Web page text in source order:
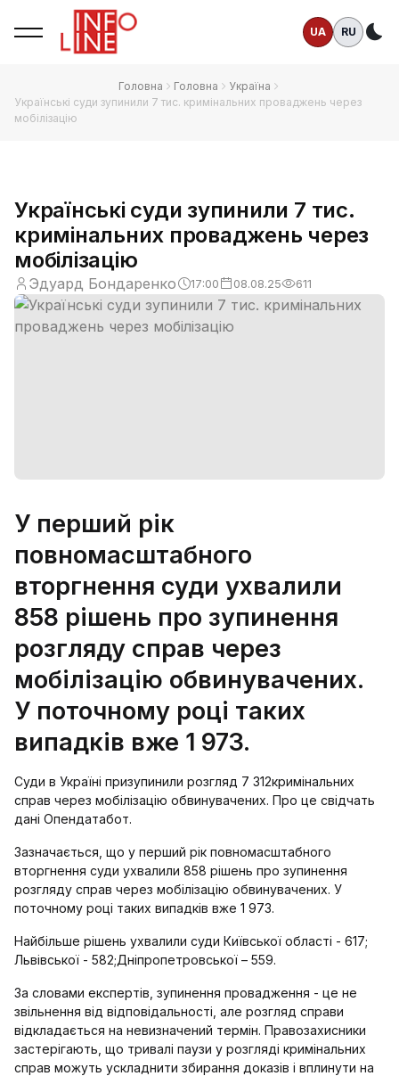
UA RU
Головна Головна
Україна
Українські суди зупинили 7 тис. кримінальних проваджень через
мобілізацію
Українські суди зупинили 7 тис.
кримінальних проваджень через
мобілізацію
Эдуард Бондаренко 17:00 08.08.25 611
У перший рік
повномасштабного
вторгнення суди ухвалили
858 рішень про зупинення
розгляду справ через
мобілізацію обвинувачених.
У поточному році таких
випадків вже 1 973.
Суди в Україні призупинили розгляд 7 312кримінальних
справ через мобілізацію обвинувачених. Про це свідчать
дані Опендатабот.
Зазначається, що у перший рік повномасштабного
вторгнення суди ухвалили 858 рішень про зупинення
розгляду справ через мобілізацію обвинувачених. У
поточному році таких випадків вже 1 973.
Найбільше рішень ухвалили суди Київської області - 617;
Львівської - 582;Дніпропетровської – 559.
За словами експертів, зупинення провадження - це не
звільнення від відповідальності, але розгляд справи
відкладається на невизначений термін. Правозахисники
застерігають, що тривалі паузи у розгляді кримінальних
справ можуть ускладнити збирання доказів і вплинути на